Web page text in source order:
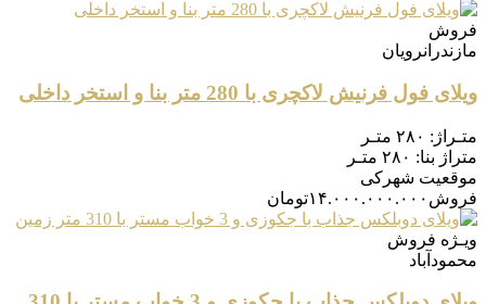
فروش
مازندرانرویان
ویلای فول فرنیش لاکچری با 280 متر بنا و استخر داخلی
متـراژ: ۲۸۰ متـر
متراژ بنا: ۲۸۰ متـر
موقعیت شهرکی
فروش ۱۴.۰۰۰.۰۰۰.۰۰۰تومان
ویـژه فروش
محمودآباد